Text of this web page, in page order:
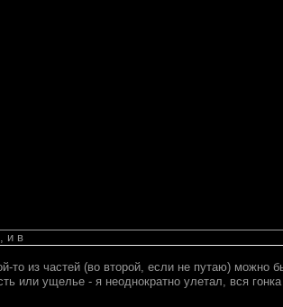
и в
то из частей (во второй, если не путаю)
или ущелье - я неоднократно улетал, вся